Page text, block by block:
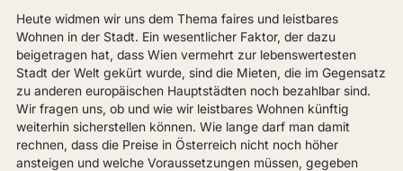
Heute widmen wir uns dem Thema faires und leistbares
Wohnen in der Stadt. Ein wesentlicher Faktor, der dazu
beigetragen hat, dass Wien vermehrt zur lebenswertesten
Stadt der Welt gekürt wurde, sind die Mieten, die im Gegensatz
zu anderen europäischen Hauptstädten noch bezahlbar sind.
Wir fragen uns, ob und wie wir leistbares Wohnen künftig
weiterhin sicherstellen können. Wie lange darf man damit
rechnen, dass die Preise in Österreich nicht noch höher
ansteigen und welche Voraussetzungen müssen, gegeben